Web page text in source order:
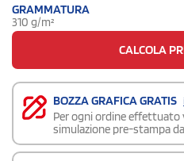
GRAMMATURA
310 g/m²
CALCOLA
BOZZA GRAFICA GRATIS
Per ogni ordine effettuato
simulazione pre-stampa